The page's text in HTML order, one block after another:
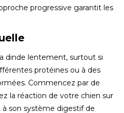
progressive garantit les
dinde lentement, surtout si
protéines ou à des
Commencez par de
la réaction de votre chien sur
à son système digestif de